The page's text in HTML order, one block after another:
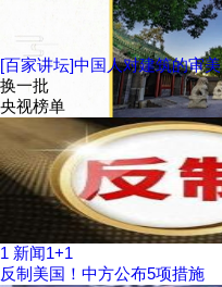
[百家讲坛]中国人对建筑的审美
换一批
央视榜单
1 新闻1+1
反制美国！中方公布5项措施